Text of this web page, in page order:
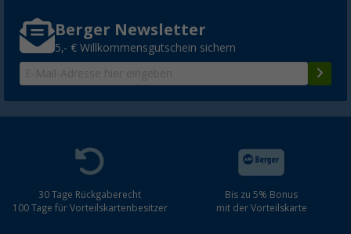
Berger Newsletter
5,- € Willkommensgutschein sichern
30 Tage Rückgaberecht
100 Tage für Vorteilskartenbesitzer
Bis zu 5% Bonus
mit der Vorteilskarte